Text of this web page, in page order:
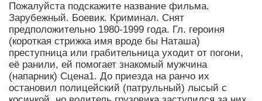
Пожалуйста подскажите название фильма.
Зарубежный. Боевик. Криминал. Снят
предположительно 1980-1999 года. Гл. героиня
(короткая стрижка имя вроде бы Наташа)
преступница или грабительница уходит от погони,
её ранили, ей помогает знакомый мужчина
(напарник) Сцена1. До приезда на ранчо их
остановил полицейский (патрульный) лысый с